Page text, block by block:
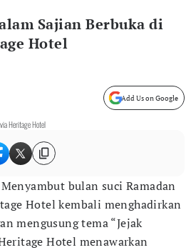
Sajian Berbuka di
Hotel
Add Us on Google
Heritage Hotel
bulan suci Ramadan
Hotel kembali menghadirkan
mengusung tema “Jejak
Hotel menawarkan